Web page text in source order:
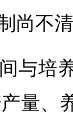
尚不
与培
量、